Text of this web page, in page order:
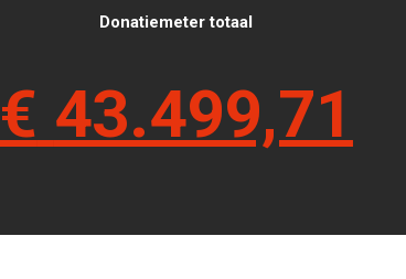
Donatiemeter totaal
€ 43.499,71